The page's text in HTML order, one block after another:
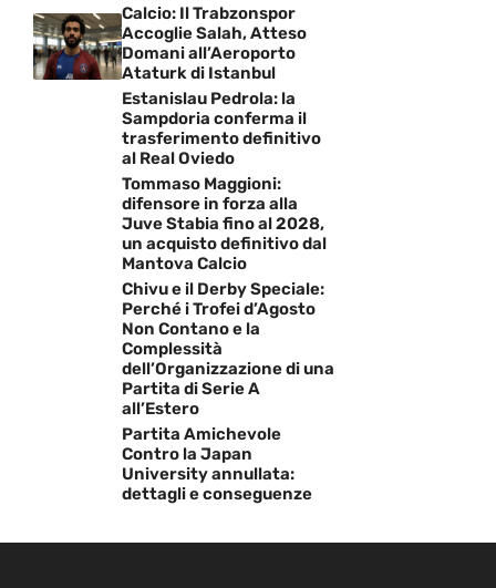
Calcio: Il Trabzonspor
Accoglie Salah, Atteso
Domani all’Aeroporto
Ataturk di Istanbul
Estanislau Pedrola: la
Sampdoria conferma il
trasferimento definitivo
al Real Oviedo
Tommaso Maggioni:
difensore in forza alla
Juve Stabia fino al 2028,
un acquisto definitivo dal
Mantova Calcio
Chivu e il Derby Speciale:
Perché i Trofei d’Agosto
Non Contano e la
Complessità
dell’Organizzazione di una
Partita di Serie A
all’Estero
Partita Amichevole
Contro la Japan
University annullata:
dettagli e conseguenze